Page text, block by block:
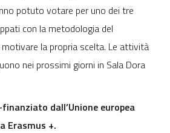
potuto votare per uno dei tre
con la metodologia del
la propria scelta. Le attività
nei prossimi giorni in Sala Dora
dall’Unione europea
Erasmus +.